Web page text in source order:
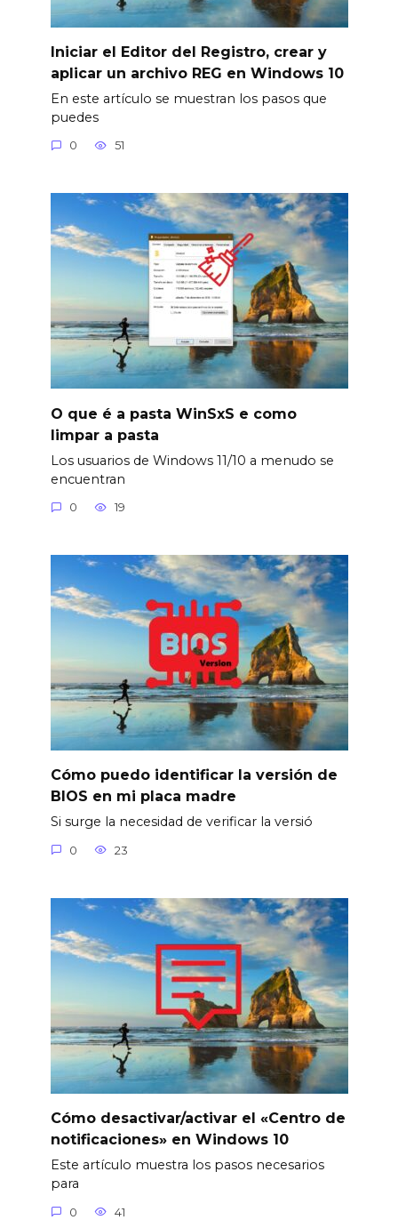
Iniciar el Editor del Registro, crear y
aplicar un archivo REG en Windows 10
En este artículo se muestran los pasos que
puedes
0 51
O que é a pasta WinSxS e como
limpar a pasta
Los usuarios de Windows 11/10 a menudo se
encuentran
0 19
Cómo puedo identificar la versión de
BIOS en mi placa madre
Si surge la necesidad de verificar la versió
0 23
Cómo desactivar/activar el «Centro de
notificaciones» en Windows 10
Este artículo muestra los pasos necesarios
para
0 41